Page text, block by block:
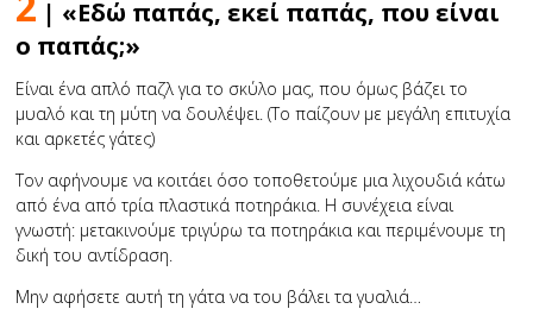
| «Εδώ παπάς, εκεί παπάς, που είναι
ο παπάς;»
Είναι ένα απλό παζλ για το σκύλο μας, που όμως βάζει το
μυαλό και τη μύτη να δουλέψει. (Το παίζουν με μεγάλη επιτυχία
και αρκετές γάτες)
Τον αφήνουμε να κοιτάει όσο τοποθετούμε μια λιχουδιά κάτω
από ένα από τρία πλαστικά ποτηράκια. Η συνέχεια είναι
γνωστή: μετακινούμε τριγύρω τα ποτηράκια και περιμένουμε τη
δική του αντίδραση.
Μην αφήσετε αυτή τη γάτα να του βάλει τα γυαλιά…